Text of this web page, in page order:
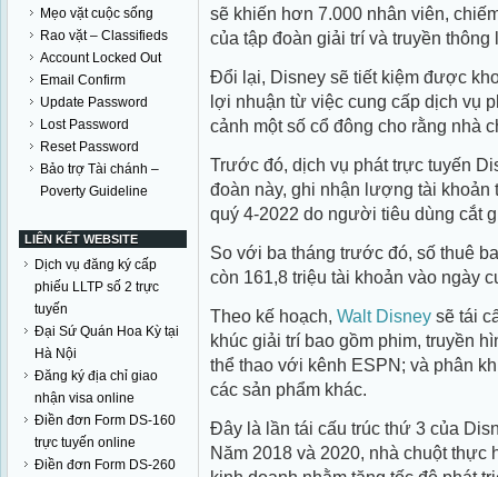
Mẹo vặt cuộc sống
Rao vặt – Classifieds
Account Locked Out
Email Confirm
Update Password
Lost Password
Reset Password
Bảo trợ Tài chánh –
Poverty Guideline
LIÊN KẾT WEBSITE
Dịch vụ đăng ký cấp
phiếu LLTP số 2 trực
tuyến
Đại Sứ Quán Hoa Kỳ tại
Hà Nội
Đăng ký địa chỉ giao
nhận visa online
Điền đơn Form DS-160
trực tuyến online
Điền đơn Form DS-260
sẽ khiến hơn 7.000 nhân viên,
của tập đoàn giải trí và truyền
Đổi lại, Disney sẽ tiết kiệm được
lợi nhuận từ việc cung cấp dịch vụ
cảnh một số cổ đông cho rằng nhà
Trước đó, dịch vụ phát trực tuyến
đoàn này, ghi nhận lượng tài khoản
quý 4-2022 do người tiêu dùng cắt
So với ba tháng trước đó, số thuê
còn 161,8 triệu tài khoản vào ngày
Theo kế hoạch, Walt Disney sẽ tái
khúc giải trí bao gồm phim, truyền
thể thao với kênh ESPN; và phân
các sản phẩm khác.
Đây là lần tái cấu trúc thứ 3 của
Năm 2018 và 2020, nhà chuột thực